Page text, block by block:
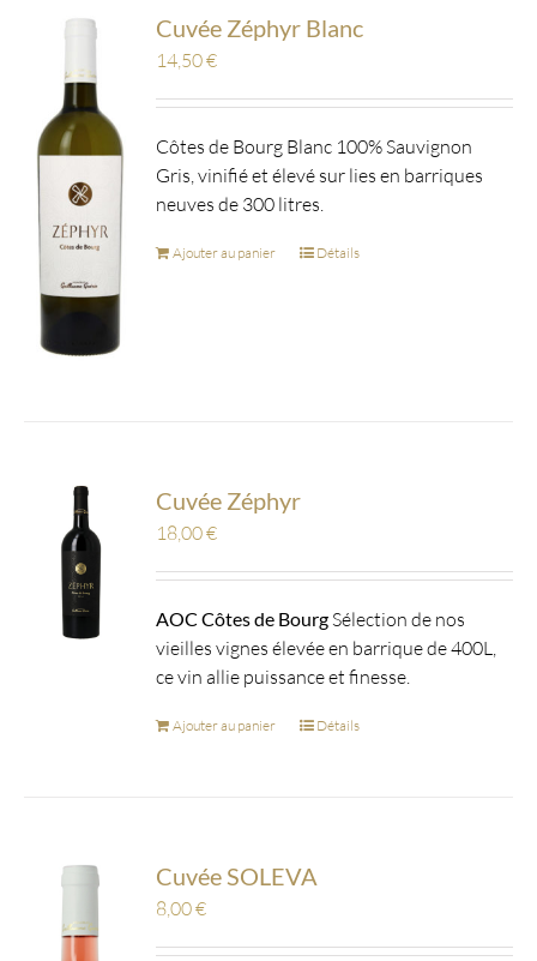
Cuvée Zéphyr Blanc
14,50€
Côtes de Bourg Blanc 100% Sauvignon
Gris, vinifié et élevé sur lies en barriques
neuves de 300 litres.
Ajouter au panier Détails
Cuvée Zéphyr
18,00€
AOC Côtes de BourgSélection de nos
vieilles vignes élevée en barrique de 400L,
ce vin allie puissance et finesse.
Ajouter au panier Détails
Cuvée SOLEVA
8,00€